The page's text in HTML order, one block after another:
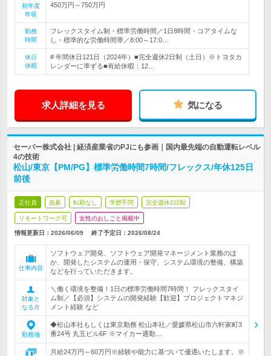
初年度
年収
450万円～750万円
勤務
時間
フレックスタイム制・標準労働時間／1日8時間・コアタイムな
し・標準的な労働時間帯／8:00～17:0…
休日
休暇
# 年間休日121日（2024年）■完全週休2日制（土日）※トヨタカ
レンダーに準ずる■有給休暇：12…
求人詳細を見る 気になる
セーバー株式会社 | 経済産業省のPJにも参画｜国内最先端の自動運転レベル
4の技術
松山/東京【PM/PG】標準労働時間7時間/フレックス/年休125日
前後
正社員 急募 転勤なし 学歴不問 完全週休2日制
リモートワーク可 女性のおしごと掲載中
情報更新日：2026/06/09 終了予定日： 2026/08/24
仕事内容
ソフトウェア開発、ソフトウェア開発マネージメント業務のほ
か、開発したシステムの運用・保守、システム環境の整備、構築
などを行っていただきます。
対象と
なる方
＼働く環境を整備！1日の標準労働時間7時間！ フレックスタイ
ム制／【必須】システムの開発経験【歓迎】プロジェクトマネジ
メント経験 など
勤務地
◆松山本社もしくは東京勤務 松山本社／愛媛県松山市六軒家町3
番24号 丸五ビル6F ※マイカー通勤…
月給24万円～60万円※経験や能力に基づいて優遇いたします。※